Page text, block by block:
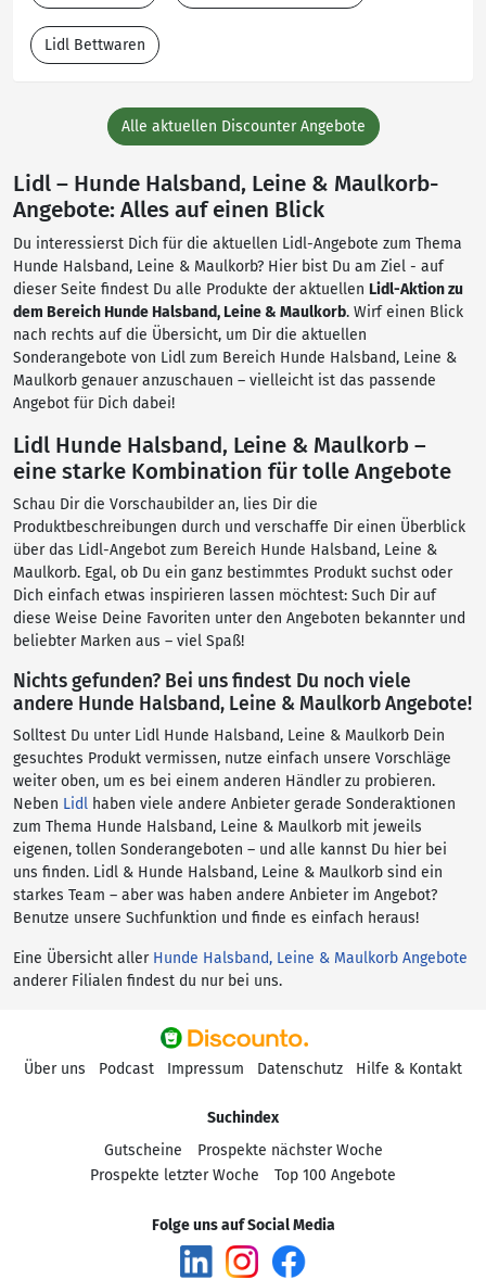
Lidl Bettwaren
Alle aktuellen Discounter Angebote
Lidl – Hunde Halsband, Leine & Maulkorb-
Angebote: Alles auf einen Blick
Du interessierst Dich für die aktuellen Lidl-Angebote zum Thema
Hunde Halsband, Leine & Maulkorb? Hier bist Du am Ziel - auf
dieser Seite findest Du alle Produkte der aktuellen Lidl-Aktion zu
dem Bereich Hunde Halsband, Leine & Maulkorb. Wirf einen Blick
nach rechts auf die Übersicht, um Dir die aktuellen
Sonderangebote von Lidl zum Bereich Hunde Halsband, Leine &
Maulkorb genauer anzuschauen – vielleicht ist das passende
Angebot für Dich dabei!
Lidl Hunde Halsband, Leine & Maulkorb –
eine starke Kombination für tolle Angebote
Schau Dir die Vorschaubilder an, lies Dir die
Produktbeschreibungen durch und verschaffe Dir einen Überblick
über das Lidl-Angebot zum Bereich Hunde Halsband, Leine &
Maulkorb. Egal, ob Du ein ganz bestimmtes Produkt suchst oder
Dich einfach etwas inspirieren lassen möchtest: Such Dir auf
diese Weise Deine Favoriten unter den Angeboten bekannter und
beliebter Marken aus – viel Spaß!
Nichts gefunden? Bei uns findest Du noch viele
andere Hunde Halsband, Leine & Maulkorb Angebote!
Solltest Du unter Lidl Hunde Halsband, Leine & Maulkorb Dein
gesuchtes Produkt vermissen, nutze einfach unsere Vorschläge
weiter oben, um es bei einem anderen Händler zu probieren.
Neben Lidl haben viele andere Anbieter gerade Sonderaktionen
zum Thema Hunde Halsband, Leine & Maulkorb mit jeweils
eigenen, tollen Sonderangeboten – und alle kannst Du hier bei
uns finden. Lidl & Hunde Halsband, Leine & Maulkorb sind ein
starkes Team – aber was haben andere Anbieter im Angebot?
Benutze unsere Suchfunktion und finde es einfach heraus!
Eine Übersicht aller Hunde Halsband, Leine & Maulkorb Angebote
anderer Filialen findest du nur bei uns.
Über uns Podcast Impressum Datenschutz Hilfe & Kontakt
Suchindex
Gutscheine
Prospekte nächster Woche
Prospekte letzter Woche
Top 100 Angebote
Folge uns auf Social Media